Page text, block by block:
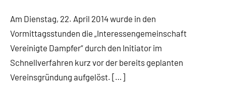
Am Dienstag, 22. April 2014 wurde in den
Vormittagsstunden die „Interessengemeinschaft
Vereinigte Dampfer“ durch den Initiator im
Schnellverfahren kurz vor der bereits geplanten
Vereinsgründung aufgelöst. […]